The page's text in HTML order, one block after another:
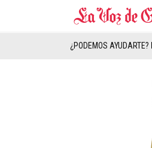
¿PODEMOS AYUDARTE?